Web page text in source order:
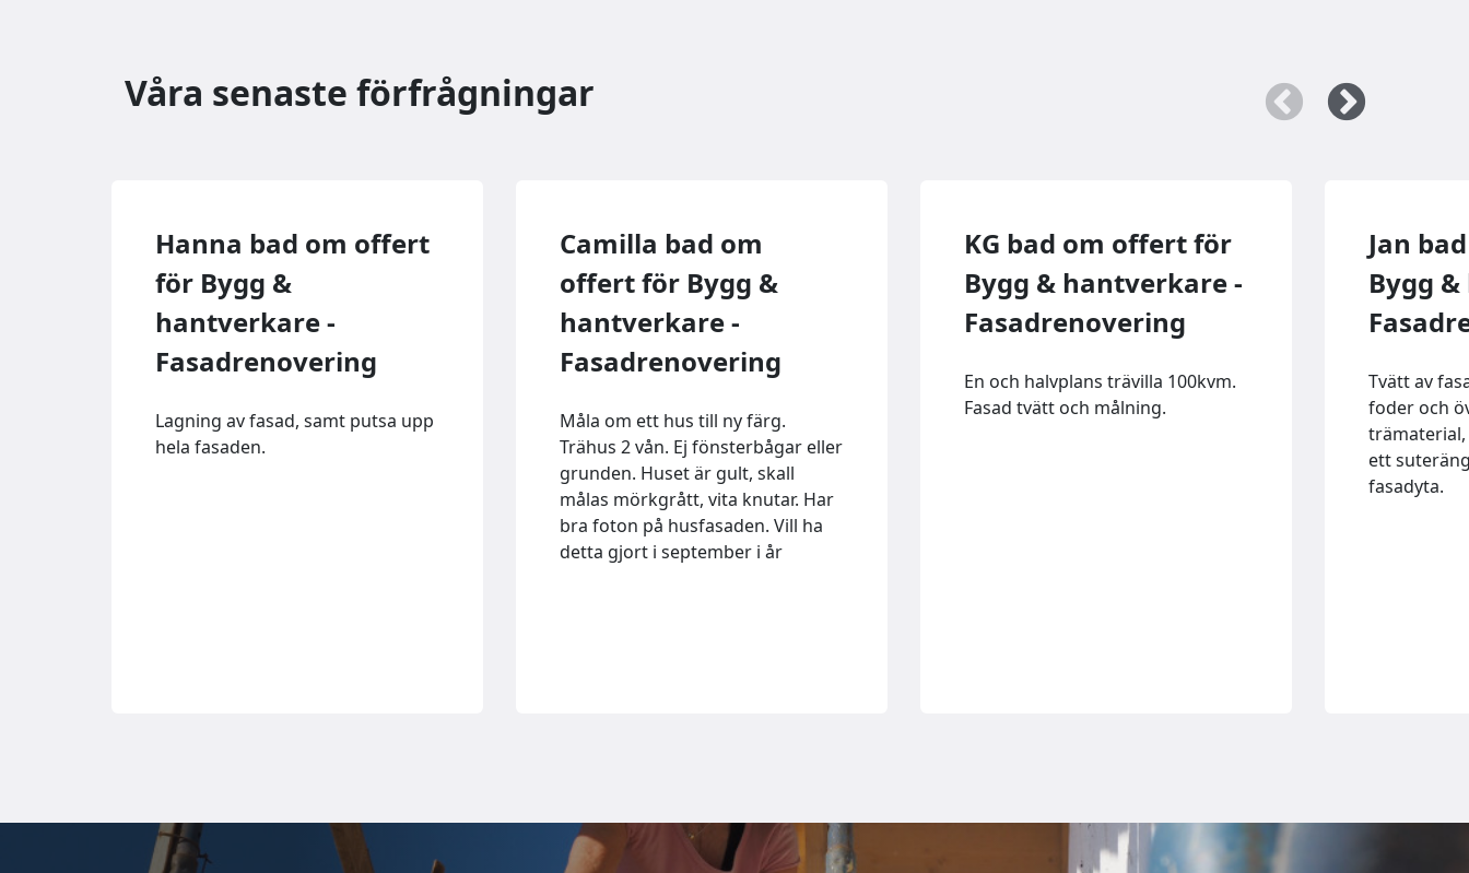
Våra senaste förfrågningar
Hanna bad om offert
för Bygg &
hantverkare -
Fasadrenovering
Lagning av fasad, samt putsa upp
hela fasaden.
Camilla bad om
offert för Bygg &
hantverkare -
Fasadrenovering
Måla om ett hus till ny färg.
Trähus 2 vån. Ej fönsterbågar eller
grunden. Huset är gult, skall
målas mörkgrått, vita knutar. Har
bra foton på husfasaden. Vill ha
detta gjort i september i år
KG bad om offert för
Bygg & hantverkare -
Fasadrenovering
En och halvplans trävilla 100kvm.
Fasad tvätt och målning.
Jan
Bygg
Tvätt av
foder och
trämaterial,
ett
fasadyta.